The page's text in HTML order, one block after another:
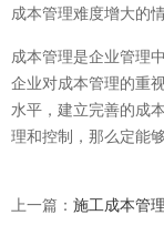
成本管理难度增大的情
成本管理是企业管理
企业对成本管理的重
水平，建立完善的成
理和控制，那么定能
上一篇： 施工成本管